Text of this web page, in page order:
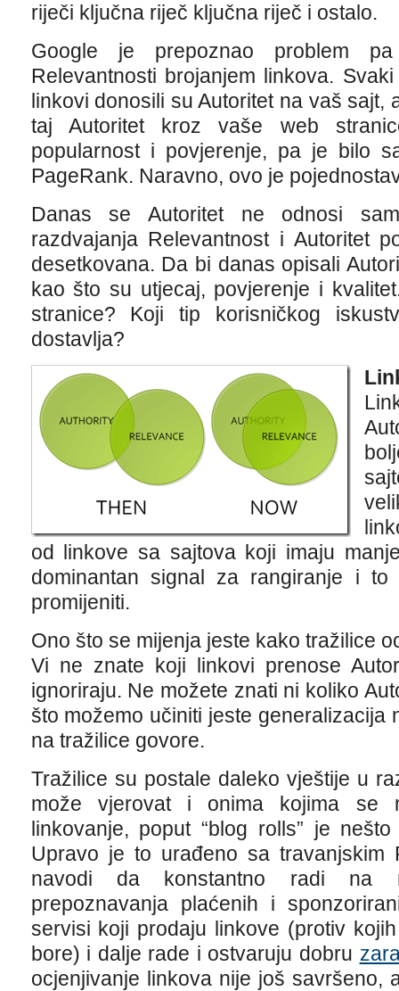
riječi ključna riječ ključna riječ i ostalo.
Google je prepoznao problem
Relevantnosti brojanjem linkova.
linkovi donosili su Autoritet na vaš sajt,
taj Autoritet kroz vaše web
popularnost i povjerenje, pa je bilo
PageRank. Naravno, ovo je
Danas se Autoritet ne odnosi
razdvajanja Relevantnost i Autoritet
desetkovana. Da bi danas opisali
kao što su utjecaj, povjerenje i
stranice? Koji tip korisničkog
dostavlja?
od linkove sa sajtova koji imaju
dominantan signal za rangiranje i
promijeniti.
Ono što se mijenja jeste kako tražilice
Vi ne znate koji linkovi prenose
ignoriraju. Ne možete znati ni koliko
što možemo učiniti jeste generalizacija
na tražilice govore.
Tražilice su postale daleko vještije u
može vjerovat i onima kojima se
linkovanje, poput “blog rolls” je
Upravo je to urađeno sa travanjskim
navodi da konstantno radi na
prepoznavanja plaćenih i
servisi koji prodaju linkove (protiv
bore) i dalje rade i ostvaruju dobru
ocjenjivanje linkova nije još savršeno,